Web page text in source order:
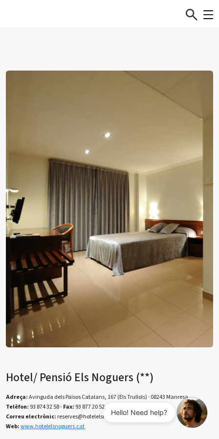
Hotel/ Pensió Els Noguers (**)
Adreça:Avinguda dels Països Catalans, 167 (Els Trullols) · 08243 Manresa
Telèfon: 93 874 32 58 -Fax: 93 877 20 52
Correu electrònic: reserves@hotelelsnoguers.cat
Web:www.hotelelsnoguers.cat
Hello! Need help?